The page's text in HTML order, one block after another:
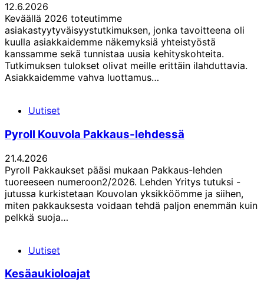
12.6.2026
Keväällä 2026 toteutimme
asiakastyytyväisyystutkimuksen, jonka tavoitteena oli
kuulla asiakkaidemme näkemyksiä yhteistyöstä
kanssamme sekä tunnistaa uusia kehityskohteita.
Tutkimuksen tulokset olivat meille erittäin ilahduttavia.
Asiakkaidemme vahva luottamus…
Uutiset
Pyroll Kouvola Pakkaus-lehdessä
21.4.2026
Pyroll Pakkaukset pääsi mukaan Pakkaus-lehden
tuoreeseen numeroon2/2026. Lehden Yritys tutuksi -
jutussa kurkistetaan Kouvolan yksikköömme ja siihen,
miten pakkauksesta voidaan tehdä paljon enemmän kuin
pelkkä suoja…
Uutiset
Kesäaukioloajat